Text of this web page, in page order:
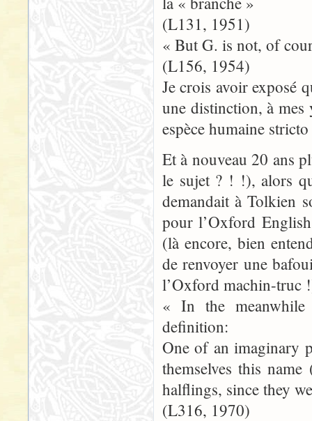
(L131, 1951)
« But G. is not, of
(L156, 1954)
Je crois avoir exposé
une distinction, à mes
espèce humaine
Et à nouveau 20 ans
le sujet ? ! !), alors
demandait à Tolkien
pour l’Oxford
(là encore, bien
de renvoyer une
l’Oxford machin-truc
« In the
definition:
One of an imaginary
themselves this
halflings, since they
(L316, 1970)